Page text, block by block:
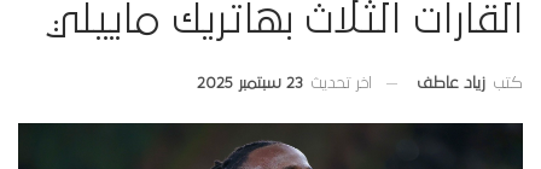
القارات الثلاث بهاتريك ماييلي
كتب زياد عاطف اخر تحديث 23 سبتمبر 2025